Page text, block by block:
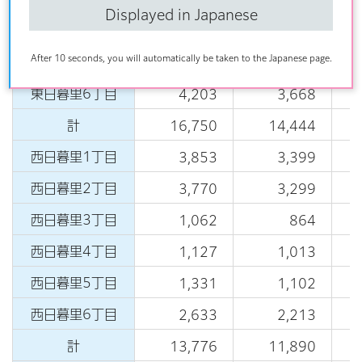
Displayed in Japanese
After 10 seconds, you will automatically be taken to the Japanese page.
東日暮里4丁目 2,168 1,906
東日暮里5丁目 3,009 2,396
東日暮里6丁目 4,203 3,668
計 16,750 14,444
西日暮里1丁目 3,853 3,399
西日暮里2丁目 3,770 3,299
西日暮里3丁目 1,062 864
西日暮里4丁目 1,127 1,013
西日暮里5丁目 1,331 1,102
西日暮里6丁目 2,633 2,213
計 13,776 11,890